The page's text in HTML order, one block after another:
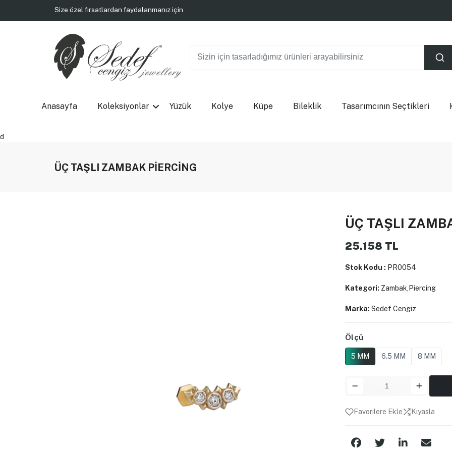
Size özel fırsatlardan faydalanmanız için
Tüm siparişlerde kargo bedava
Anasayfa Koleksiyonlar Yüzük Kolye Küpe Bileklik Tasarımcının Seçtikleri
d
ÜÇ TAŞLI ZAMBAK PİERCİNG
ÜÇ TAŞLI
25.158 TL
Stok Kodu : PR0054
Kategori: Zambak,Piercing
Marka: Sedef Cengiz
Ölçü
5 MM 6.5 MM 8 MM
Favorilere Ekle Kıyasla
Paylaş: